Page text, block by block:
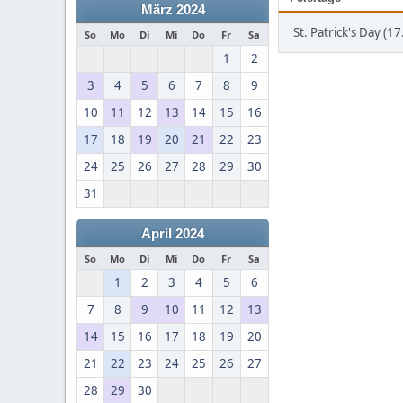
März 2024
So Mo Di Mi Do Fr Sa
1
2
3
4 5 6 7 8
9
10
11 12 13 14 15
16
17
18 19 20 21 22
23
24
25 26 27 28 29
30
31
April 2024
So Mo Di Mi Do Fr Sa
1 2 3 4 5
6
7
8 9 10 11 12
13
14
15 16 17 18 19
20
21
22 23 24 25 26
27
28
29 30
St. Patrick's Day